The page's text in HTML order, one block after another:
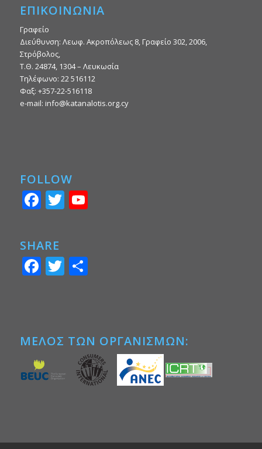
ΕΠΙΚΟΙΝΩΝΙΑ
Γραφείο
Διεύθυνση: Λεωφ. Ακροπόλεως 8, Γραφείο 302, 2006,
Στρόβολος,
Τ.Θ. 24874, 1304 – Λευκωσία
Τηλέφωνο: 22 516112
Φαξ: +357-22-516118
e-mail: info@katanalotis.org.cy
FOLLOW
Facebook
Twitter
YouTube
SHARE
Facebook
Twitter
Μοιραστείτε
ΜΕΛΟΣ ΤΩΝ ΟΡΓΑΝΙΣΜΩΝ: